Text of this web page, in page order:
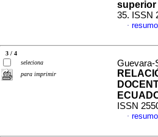
superior
35. ISSN
·
3 / 4
seleciona
para imprimir
Guevara-
ISSN
·